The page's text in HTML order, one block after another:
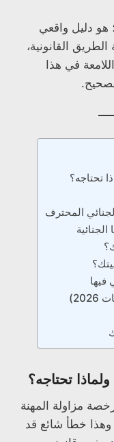
دليل واقعي
القانونية،
في هذا
تحتاجه؟
المحترف
فيها
تحتاجه؟
مزاولة المهنة
وهذا خطأ شائع قد